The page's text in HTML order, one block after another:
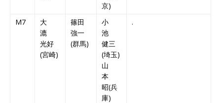
京)
M7
大
漉
光好
(宮崎)
篠田
強一
(群馬)
小
池
健三
(埼玉)
山
本
昭(兵
庫)
.